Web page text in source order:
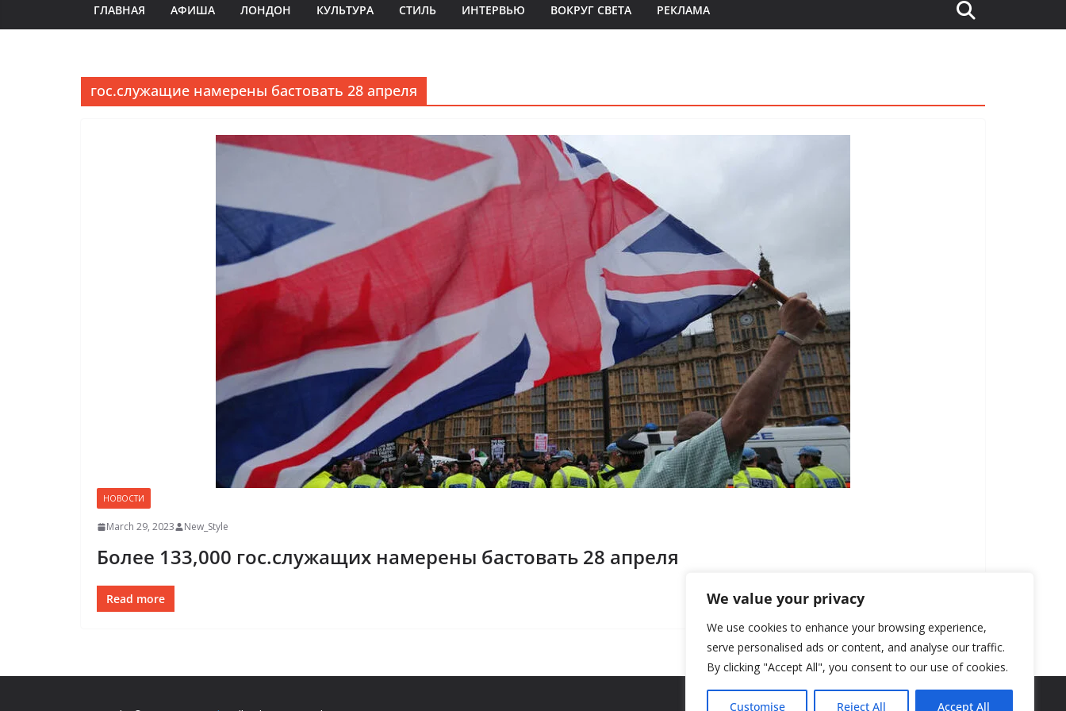
We value your privacy
We use cookies to enhance your browsing experience,
serve personalised ads or content, and analyse our traffic.
By clicking "Accept All", you consent to our use of cookies.
Customise Reject All Accept All
ГЛАВНАЯ АФИША ЛОНДОН КУЛЬТУРА СТИЛЬ ИНТЕРВЬЮ ВОКРУГ СВЕТА РЕКЛАМА
гос.служащие намерены бастовать 28 апреля
НОВОСТИ
March 29, 2023 New_Style
Более 133,000 гос.служащих намерены бастовать 28 апреля
Read more